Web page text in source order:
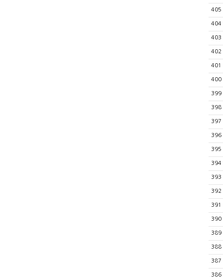
405
404
403
402
401
400
399
398
397
396
395
394
393
392
391
390
389
388
387
386